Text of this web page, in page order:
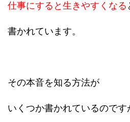
仕事にすると生きやすくなる
書かれています。
その本音を知る方法が
いくつか書かれているのです